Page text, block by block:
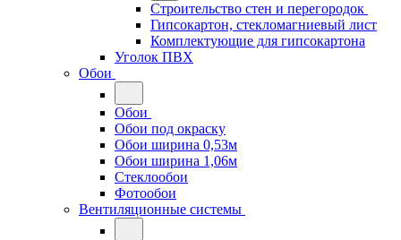
Строительство стен и перегородок
Гипсокартон, стекломагниевый лист
Комплектующие для гипсокартона
Уголок ПВХ
Обои
Обои
Обои под окраску
Обои ширина 0,53м
Обои ширина 1,06м
Стеклообои
Фотообои
Вентиляционные системы